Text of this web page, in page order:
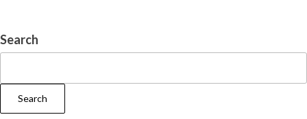
Search
Search